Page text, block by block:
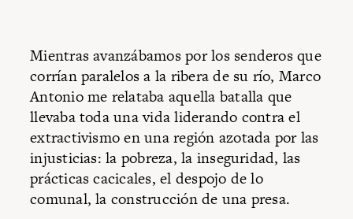
Mientras avanzábamos por los senderos que
corrían paralelos a la ribera de su río, Marco
Antonio me relataba aquella batalla que
llevaba toda una vida liderando contra el
extractivismo en una región azotada por las
injusticias: la pobreza, la inseguridad, las
prácticas cacicales, el despojo de lo
comunal, la construcción de una presa.